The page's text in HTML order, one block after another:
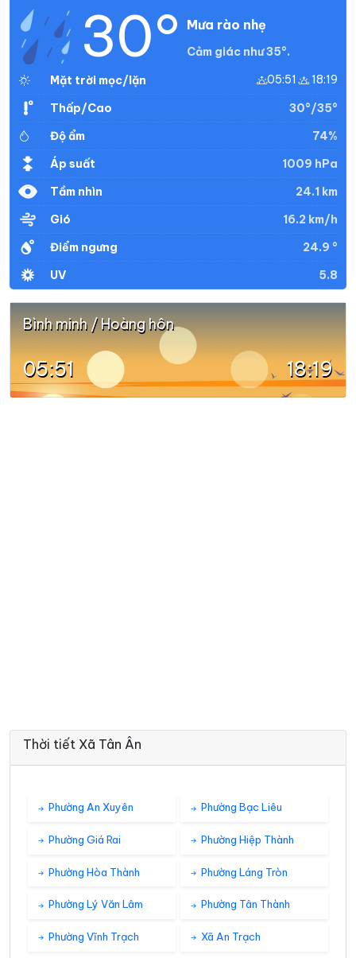
30° Mưa rào nhẹ
Cảm giác như 35°.
Mặt trời mọc/lặn
05:51 18:19
Thấp/Cao
30°/35°
Độ ẩm
74%
Áp suất
1009 hPa
Tầm nhìn
24.1 km
Gió
16.2 km/h
Điểm ngưng
24.9 °
UV
5.8
Bình minh / Hoàng hôn
05:51 18:19
Thời tiết Xã Tân Ân
Phường An Xuyên Phường Bạc Liêu
Phường Giá Rai Phường Hiệp Thành
Phường Hòa Thành Phường Láng Tròn
Phường Lý Văn Lâm Phường Tân Thành
Phường Vĩnh Trạch Xã An Trạch